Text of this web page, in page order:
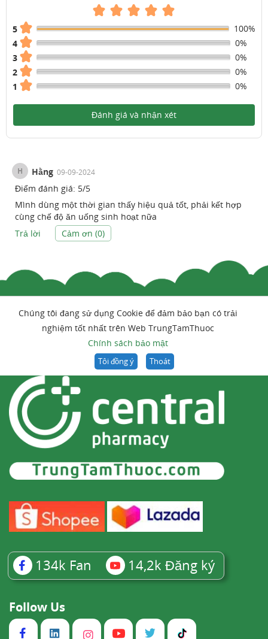
5
100%
4
0%
3
0%
2
0%
1
0%
Đánh giá và nhận xét
H Hằng 09-09-2024
Điểm đánh giá: 5/5
Mình dùng một thời gian thấy hiệu quả tốt, phải kết hợp
cùng chế độ ăn uống sinh hoạt nữa
Trả lời
Cảm ơn (0)
Chúng tôi đang sử dụng Cookie để đảm bảo bạn có trải
nghiệm tốt nhất trên Web TrungTamThuoc
Chính sách bảo mật
Tôi đồng ý Thoát
134k Fan 14,2k Đăng ký
Follow Us